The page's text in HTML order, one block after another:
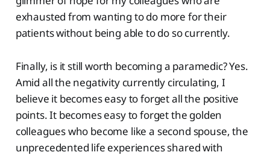
exhausted from wanting to do more for their
patients without being able to do so currently.
Finally, is it still worth becoming a paramedic? Yes.
Amid all the negativity currently circulating, I
believe it becomes easy to forget all the positive
points. It becomes easy to forget the golden
colleagues who become like a second spouse, the
unprecedented life experiences shared with